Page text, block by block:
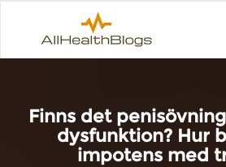
Finns det
dysfunktion? Hur
impotens med